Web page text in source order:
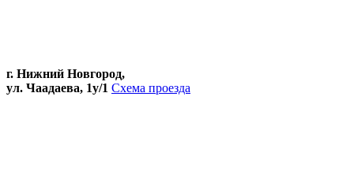
г. Нижний Новгород,
ул. Чаадаева, 1у/1 Схема проезда